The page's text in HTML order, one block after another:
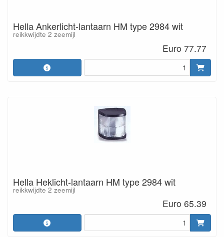
Hella Ankerlicht-lantaarn HM type 2984 wit
reikkwijdte 2 zeemijl
Euro 77.77
Hella Heklicht-lantaarn HM type 2984 wit
reikkwijdte 2 zeemijl
Euro 65.39